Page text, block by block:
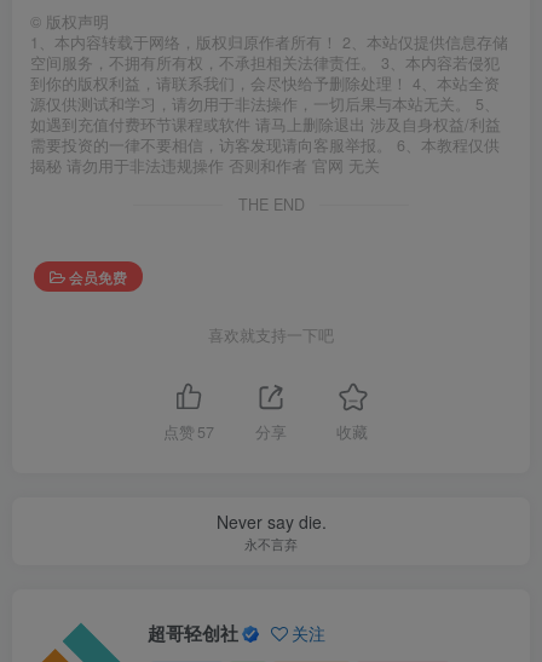
© 版权声明
1、本内容转载于网络，版权归原作者所有！ 2、本站仅提供信息存储
空间服务，不拥有所有权，不承担相关法律责任。 3、本内容若侵犯
到你的版权利益，请联系我们，会尽快给予删除处理！ 4、本站全资
源仅供测试和学习，请勿用于非法操作，一切后果与本站无关。 5、
如遇到充值付费环节课程或软件 请马上删除退出 涉及自身权益/利益
需要投资的一律不要相信，访客发现请向客服举报。 6、本教程仅供
揭秘 请勿用于非法违规操作 否则和作者 官网 无关
THE END
会员免费
喜欢就支持一下吧
点赞 57 分享 收藏
Never say die.
永不言弃
超哥轻创社 关注